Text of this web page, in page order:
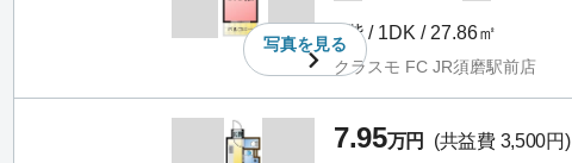
写真を見る
1階 / 1DK / 27.86㎡
クラスモ FC JR須磨駅前店
7.95万円
(共益費 3,500円)